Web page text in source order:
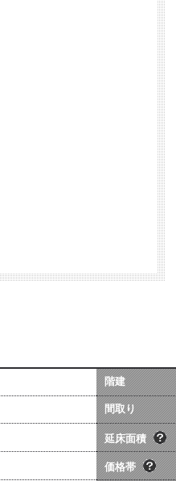
階建
間取り
延床面積
坪数は会社によって
異なる場合がありま
価格帯
価格には、建物本体価
用（暖房工事・換気工
[照明込]・給排水工事[宅
ます。